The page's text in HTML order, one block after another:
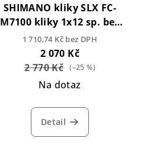
SHIMANO kliky SLX FC-
M7100 kliky 1x12 sp. bez
převodníku
1 710,74 Kč bez DPH
2 070 Kč
2 770 Kč (–25 %)
Na dotaz
Detail